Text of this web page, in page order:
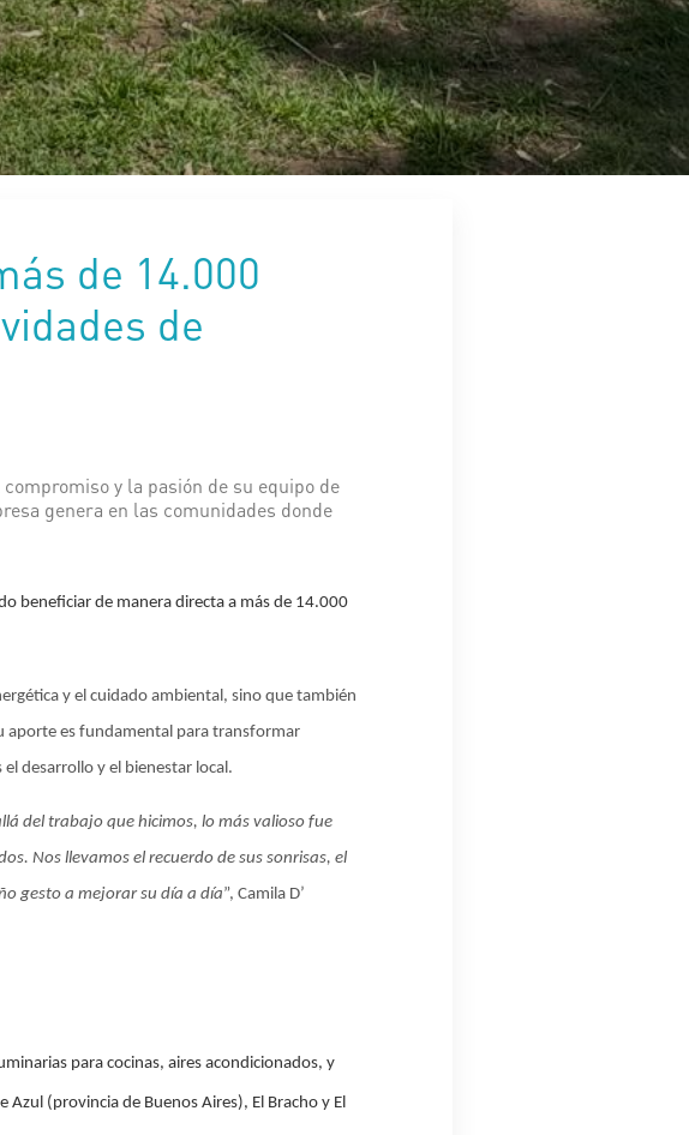
de 14.000
de
y la pasión de su equipo de
genera en las comunidades donde
beneficiar de manera directa a más de 14.000
y el cuidado ambiental, sino que también
aporte es fundamental para transformar
desarrollo y el bienestar local.
del trabajo que hicimos, lo más valioso fue
Nos llevamos el recuerdo de sus sonrisas, el
gesto a mejorar su día a día”, Camila D’
para cocinas, aires acondicionados, y
(provincia de Buenos Aires), El Bracho y El